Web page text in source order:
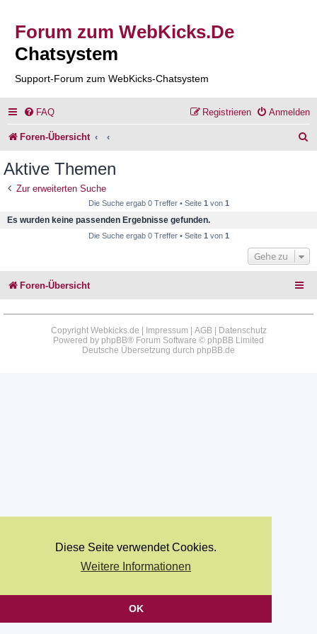
Diese Seite verwendet Cookies.
Weitere Informationen
OK
Forum zum WebKicks.De
Chatsystem
Support-Forum zum WebKicks-Chatsystem
FAQ Anmelden
Registrieren
Foren-Übersicht
Aktive Themen
Zur erweiterten Suche
Die Suche ergab 0 Treffer • Seite 1 von 1
Es wurden keine passenden Ergebnisse gefunden.
Die Suche ergab 0 Treffer • Seite 1 von 1
Gehe zu
Foren-Übersicht
Copyright Webkicks.de | Impressum AGB|
Datenschutz
Powered by phpBB® Forum Software © phpBB Limited
Deutsche Übersetzung durch phpBB.de